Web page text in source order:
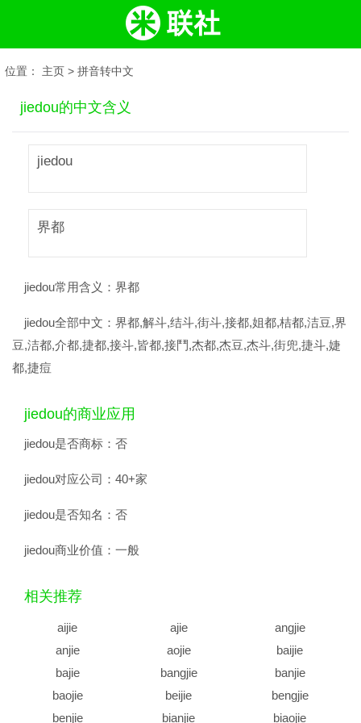
位置： 主页 > 拼音转中文
jiedou的中文含义
jiedou
界都
jiedou常用含义： 界都
jiedou全部中文： 界都,解斗,结斗,街斗,接都,姐都,桔都,洁豆,界
豆,洁都,介都,捷都,接斗,皆都,接鬥,杰都,杰豆,杰斗,街兜,捷斗,婕
都,捷痘
jiedou的商业应用
jiedou是否商标： 否
jiedou对应公司： 40+家
jiedou是否知名： 否
jiedou商业价值： 一般
相关推荐
aijie ajie
angjie
anjie
aojie
baijie
bajie
bangjie
banjie
baojie
beijie
bengjie
benjie
bianjie biaojie